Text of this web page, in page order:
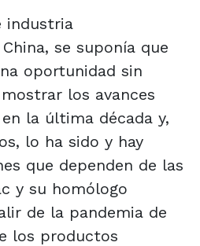
industria
se suponía que
oportunidad sin
los avances
la última década y,
lo ha sido y hay
que dependen de las
y su homólogo
de la pandemia de
los productos